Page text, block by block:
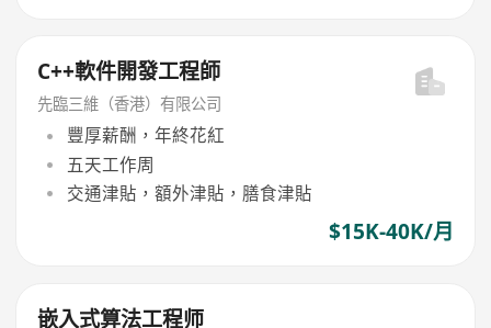
C++軟件開發工程師
先臨三維（香港）有限公司
豐厚薪酬，年終花紅
五天工作周
交通津貼，額外津貼，膳食津貼
$15K-40K/月
嵌入式算法工程师